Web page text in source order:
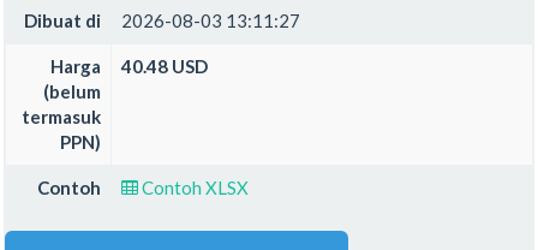
Dibuat di 2026-08-03 13:11:27
Harga
(belum
termasuk
PPN)
40.48 USD
Contoh Contoh XLSX